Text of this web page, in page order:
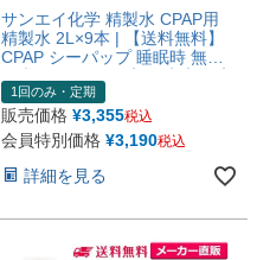
サンエイ化学 精製水 CPAP用
精製水 2L×9本 | 【送料無料】
CPAP シーパップ 睡眠時 無呼
器 呼吸器用 在宅酸素 水素吸入
器 チャンバー 鼻うがい スチー
マー ペットボトル 高純度精製
水 純水 蒸留水 イオン交換水 超
純水 せいせいすい 日本製
1回のみ・定期
販売価格 ¥3,355税込
会員特別価格 ¥3,190税込
詳細を見る